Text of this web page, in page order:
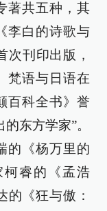
著共五种，其
李白的诗歌与
次刊印出版，
梵语与日语在
百科全书》誉
东方学家”。
的《杨万里的
柯睿的《孟浩
的《狂与傲：